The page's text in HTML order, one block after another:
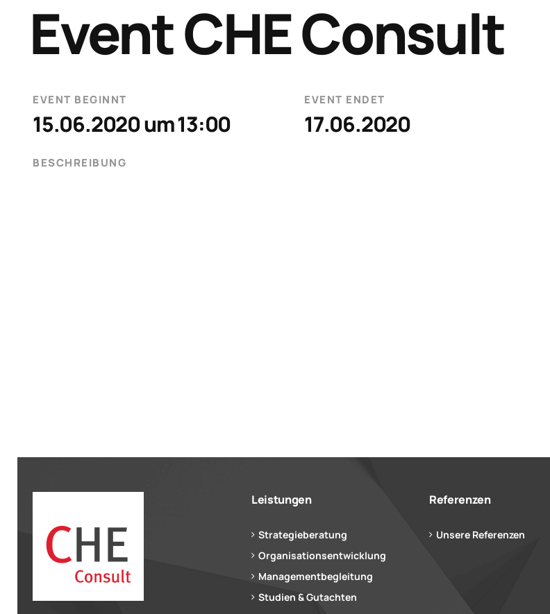
Event CHE Consult
EVENT BEGINNT
15.06.2020 um 13:00
EVENT ENDET
17.06.2020
BESCHREIBUNG
Leistungen
Strategieberatung
Organisationsentwicklung
Managementbegleitung
Studien & Gutachten
Referenzen
Unsere Referenzen